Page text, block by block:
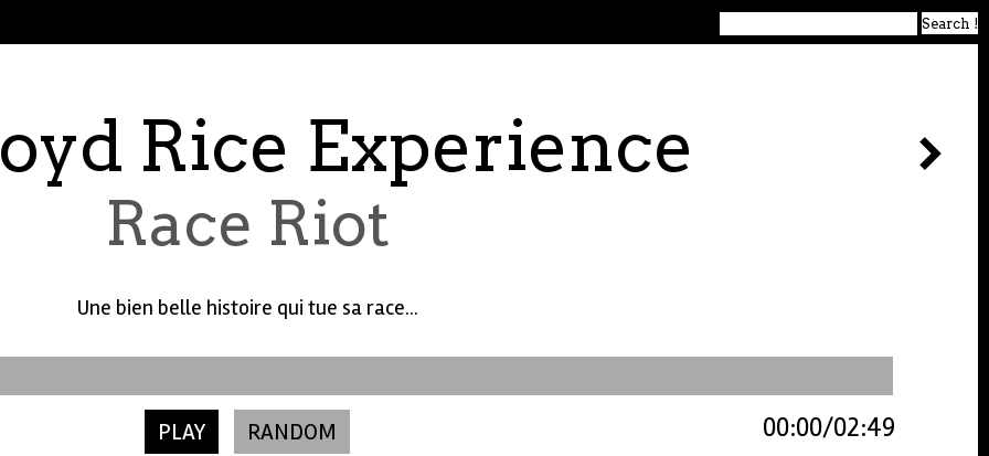
Rice Experience
Race Riot
Une bien belle histoire qui tue sa race...
PLAY RANDOM 02:49
00:00